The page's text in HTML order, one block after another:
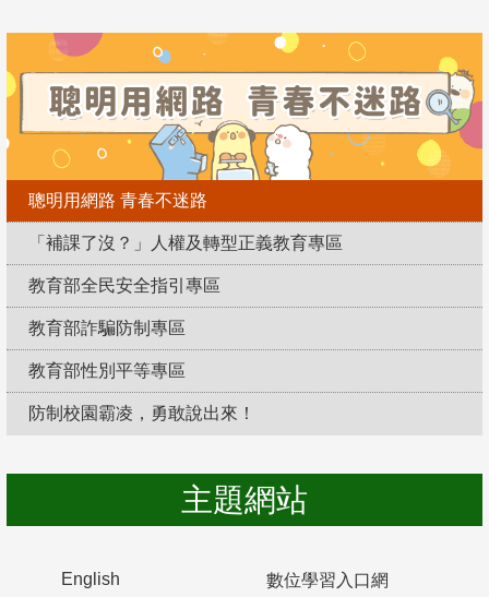
聰明用網路 青春不迷路
「補課了沒？」人權及轉型正義教育專區
教育部全民安全指引專區
教育部詐騙防制專區
教育部性別平等專區
防制校園霸凌，勇敢說出來！
主題網站
English 數位學習入口網